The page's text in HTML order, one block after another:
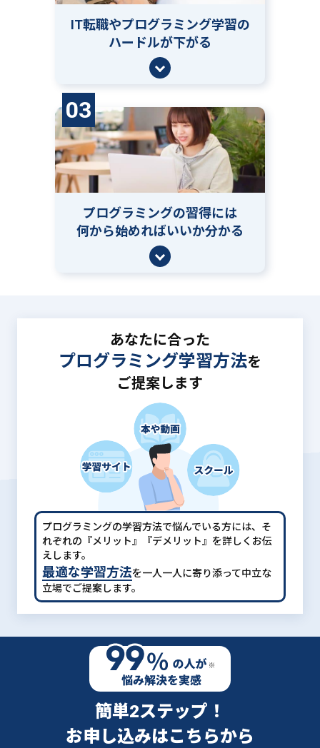
IT転職やプログラミング学習の
ハードルが下がる
03
プログラミングの習得には
何から始めればいいか分かる
あなたに合った
プログラミング学習方法を
ご提案します
プログラミングの学習方法で悩んでいる方には、 そ
れぞれの『メリット』『デメリット』を詳しくお伝
えします。
最適な学習方法を一人一人に寄り添って中立な
立場でご提案します。
簡単2ステップ！
お申し込みはこちらから